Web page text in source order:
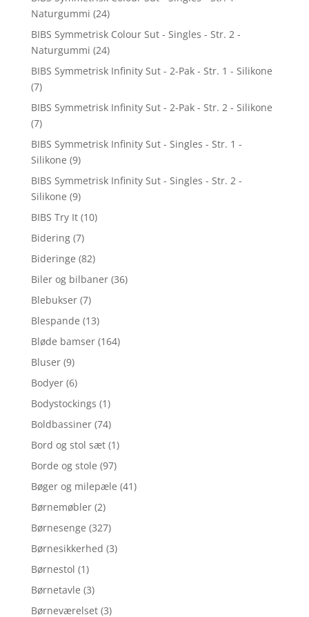
Naturgummi (24)
BIBS Symmetrisk Colour Sut - Singles - Str. 2 -
Naturgummi (24)
BIBS Symmetrisk Infinity Sut - 2-Pak - Str. 1 - Silikone
(7)
BIBS Symmetrisk Infinity Sut - 2-Pak - Str. 2 - Silikone
(7)
BIBS Symmetrisk Infinity Sut - Singles - Str. 1 -
Silikone (9)
BIBS Symmetrisk Infinity Sut - Singles - Str. 2 -
Silikone (9)
BIBS Try It (10)
Bidering (7)
Bideringe (82)
Biler og bilbaner (36)
Blebukser (7)
Blespande (13)
Bløde bamser (164)
Bluser (9)
Bodyer (6)
Bodystockings (1)
Boldbassiner (74)
Bord og stol sæt (1)
Borde og stole (97)
Bøger og milepæle (41)
Børnemøbler (2)
Børnesenge (327)
Børnesikkerhed (3)
Børnestol (1)
Børnetavle (3)
Børneværelset (3)